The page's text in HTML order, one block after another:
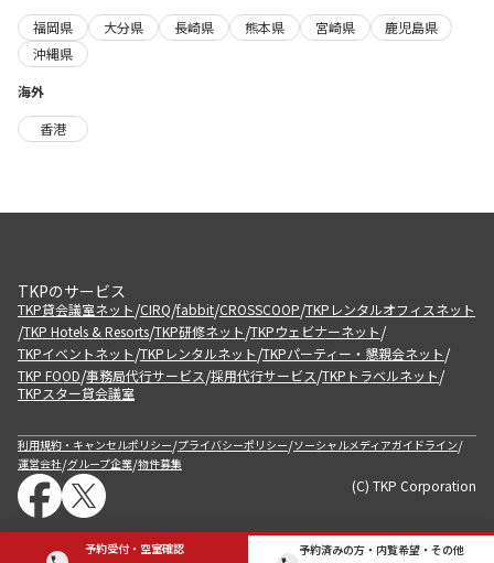
予約受付・空室確認 予約済みの方・内覧希望・その他
福岡県
大分県 長崎県 熊本県 宮崎県
鹿児島県
沖縄県
海外
香港
TKPのサービス
TKP貸会議室ネット/CIRQ/fabbit/CROSSCOOP/TKPレンタルオフィスネット
/TKP Hotels & Resorts/TKP研修ネット/TKPウェビナーネット/
TKPイベントネット/TKPレンタルネット/TKPパーティー・懇親会ネット/
TKP FOOD/事務局代行サービス/採用代行サービス/TKPトラベルネット/
TKPスター貸会議室
利用規約・キャンセルポリシー/プライバシーポリシー/ソーシャルメディアガイドライン/
運営会社/グループ企業/物件募集
(C) TKP Corporation